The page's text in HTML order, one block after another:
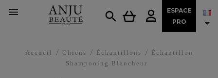


ESPACE
PRO

Accueil Chiens Échantillons
Échantillon
Shampooing Blancheur